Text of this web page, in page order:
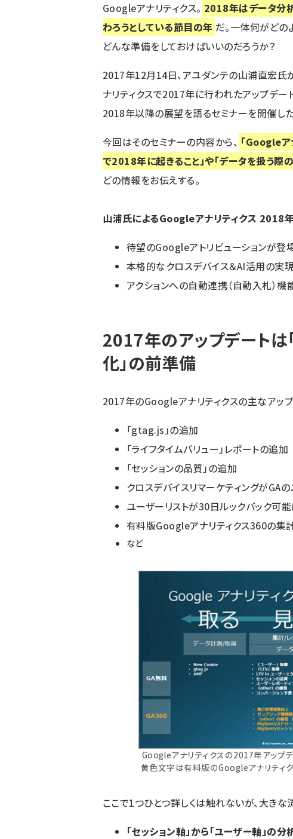
Googleアナリティクス。 2018年はデータ分
わろうとしている節目の年 だ。一体何がどの
どんな準備をしておけばいいのだろうか？
2017年12月14日、アユダンテの山浦直宏氏
ナリティクスで2017年に行われたアップデー
2018年以降の展望を語るセミナーを開催した
今回はそのセミナーの内容から、 「Googleア
で2018年に起きること」や「データを扱う際
どの情報をお伝えする。
山浦氏によるGoogleアナリティクス 2018
待望のGoogleアトリビューションが登
本格的なクロスデバイス＆AI活用の実現
アクションへの自動連携（自動入札）機
2017年のアップデートは
化」の前準備
2017年のGoogleアナリティクスの主なアッ
「gtag.js」の追加
「ライフタイムバリュー」レポートの追加
「セッションの品質」の追加
クロスデバイスリマーケティングがGA
ユーザーリストが30日ルックバック可
有料版Googleアナリティクス360の集
など
Googleアナリティクスの2017年アップ
黄色文字は有料版のGoogleアナリティ
ここで1つひとつ詳しくは触れないが、大きな
「セッション軸」から「ユーザー軸」の